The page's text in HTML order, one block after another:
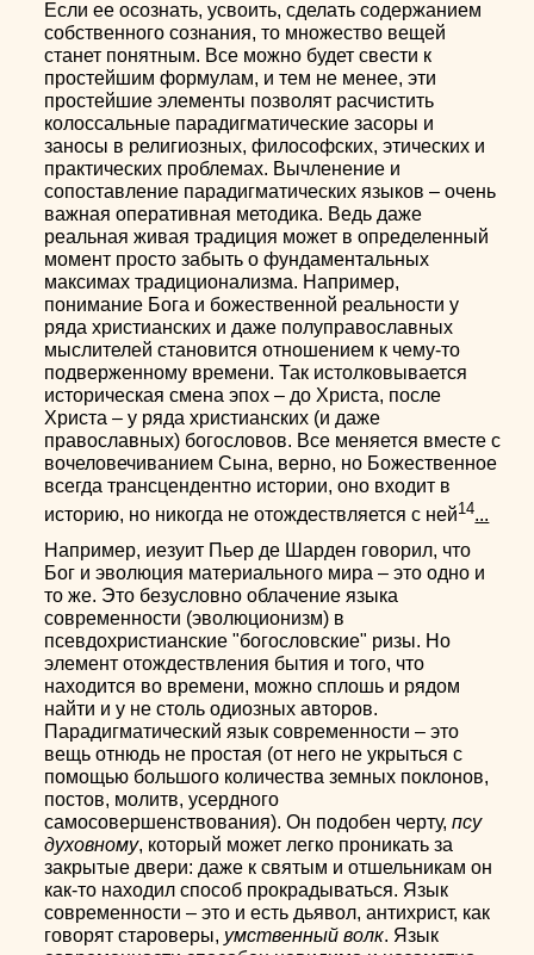
Если ее осознать, усвоить, сделать содержанием
собственного сознания, то множество вещей
станет понятным. Все можно будет свести к
простейшим формулам, и тем не менее, эти
простейшие элементы позволят расчистить
колоссальные парадигматические засоры и
заносы в религиозных, философских, этических и
практических проблемах. Вычленение и
сопоставление парадигматических языков – очень
важная оперативная методика. Ведь даже
реальная живая традиция может в определенный
момент просто забыть о фундаментальных
максимах традиционализма. Например,
понимание Бога и божественной реальности у
ряда христианских и даже полуправославных
мыслителей становится отношением к чему-то
подверженному времени. Так истолковывается
историческая смена эпох – до Христа, после
Христа – у ряда христианских (и даже
православных) богословов. Все меняется вместе с
вочеловечиванием Сына, верно, но Божественное
всегда трансцендентно истории, оно входит в
историю, но никогда не отождествляется с ней14...
Например, иезуит Пьер де Шарден говорил, что
Бог и эволюция материального мира – это одно и
то же. Это безусловно облачение языка
современности (эволюционизм) в
псевдохристианские "богословские" ризы. Но
элемент отождествления бытия и того, что
находится во времени, можно сплошь и рядом
найти и у не столь одиозных авторов.
Парадигматический язык современности – это
вещь отнюдь не простая (от него не укрыться с
помощью большого количества земных поклонов,
постов, молитв, усердного
самосовершенствования). Он подобен черту,псу
духовному, который может легко проникать за
закрытые двери: даже к святым и отшельникам он
как-то находил способ прокрадываться. Язык
современности – это и есть дьявол, антихрист, как
говорят староверы, умственный волк. Язык